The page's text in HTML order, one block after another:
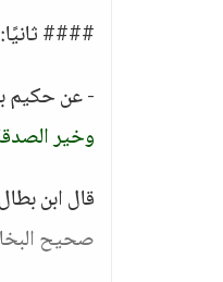
####
- عن حكيم
وخير
قال ابن
صحيح